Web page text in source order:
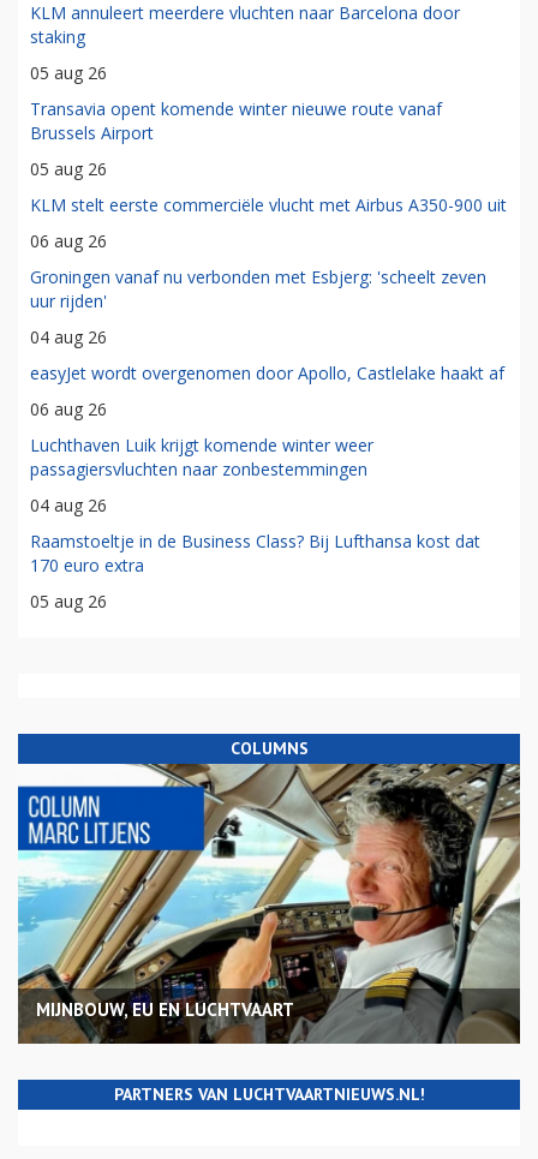
KLM annuleert meerdere vluchten naar Barcelona door
staking
05 aug 26
Transavia opent komende winter nieuwe route vanaf
Brussels Airport
05 aug 26
KLM stelt eerste commerciële vlucht met Airbus A350-900 uit
06 aug 26
Groningen vanaf nu verbonden met Esbjerg: 'scheelt zeven
uur rijden'
04 aug 26
easyJet wordt overgenomen door Apollo, Castlelake haakt af
06 aug 26
Luchthaven Luik krijgt komende winter weer
passagiersvluchten naar zonbestemmingen
04 aug 26
Raamstoeltje in de Business Class? Bij Lufthansa kost dat
170 euro extra
05 aug 26
COLUMNS
MIJNBOUW, EU EN LUCHTVAART
PARTNERS VAN LUCHTVAARTNIEUWS.NL!